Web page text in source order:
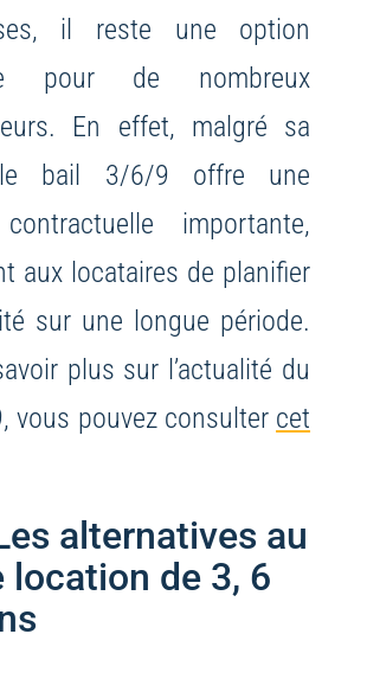
il reste une option
pour de nombreux
En effet, malgré sa
bail 3/6/9 offre une
importante,
aux locataires de planifier
sur une longue période.
plus sur l’actualité du
vous pouvez consulter cet
alternatives au
location de 3, 6